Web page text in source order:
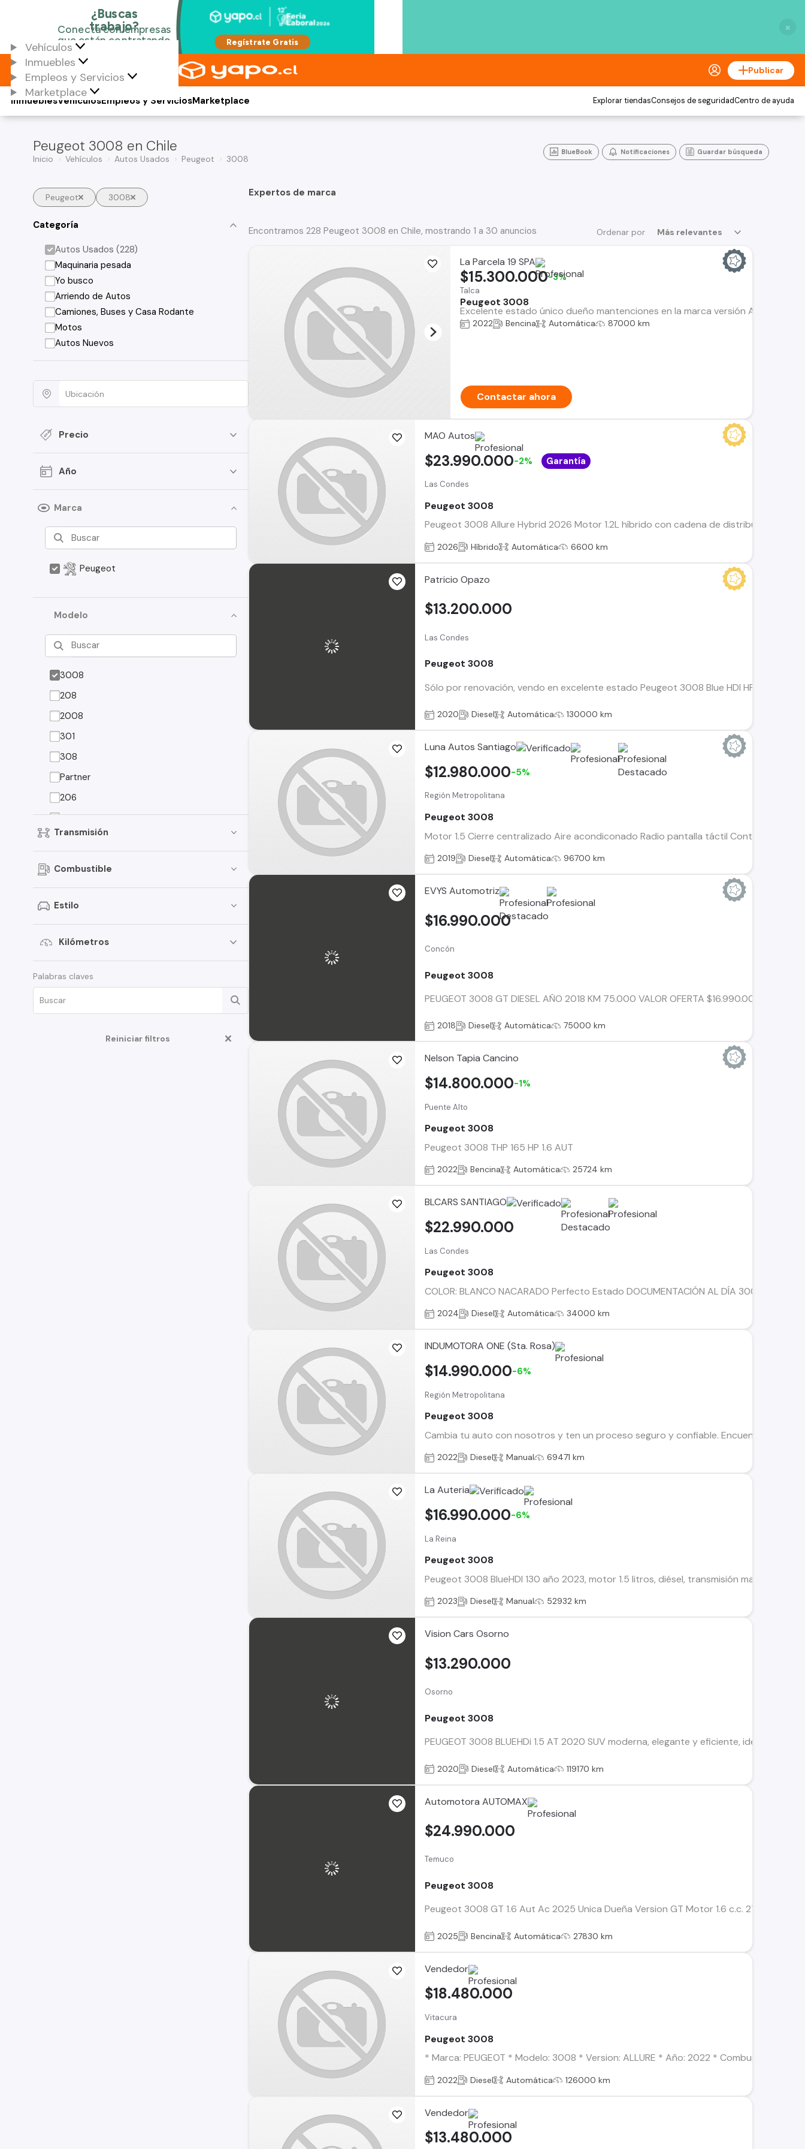
×
Vehículos
Inmuebles
Empleos y Servicios
Marketplace
Publicar
Vehículos
Inmuebles Empleos y ServiciosMarketplace Explorar tiendasConsejos de seguridadCentro de ayuda
Peugeot 3008 en Chile
Inicio Vehículos Autos Usados Peugeot 3008
BlueBook Notificaciones Guardar búsqueda
Peugeot 3008
Categoría
Autos Usados (228)
Maquinaria pesada
Yo busco
Arriendo de Autos
Camiones, Buses y Casa Rodante
Motos
Autos Nuevos
Precio
Año
Marca
Peugeot
Modelo
3008
208
2008
301
308
Partner
206
307
207
306
Expert
508
Traveller
406
Transmisión
Combustible
Estilo
Kilómetros
Palabras claves
Reiniciar filtros
Expertos de marca
Ordenar por Más relevantes
Encontramos 228 Peugeot 3008 en Chile, mostrando 1 a 30 anuncios
La Parcela 19 SPA
Talca
Peugeot 3008
Excelente estado único dueño mantenciones en la marca versión Allure
$15.300.000-3%
2022 Bencina Automática 87000 km
Contactar ahora
MAO Autos
Las Condes
Peugeot 3008
Peugeot 3008 Allure Hybrid 2026 Motor 1.2L híbrido con cadena de distribución
$23.990.000-2% Garantía
2026 Híbrido Automática 6600 km
Patricio Opazo
Las Condes
Peugeot 3008
Sólo por renovación, vendo en excelente estado Peugeot 3008 Blue HDI HP 1.5 AUT,
$13.200.000
2020 Diesel Automática 130000 km
Luna Autos Santiago
Región Metropolitana
Peugeot 3008
Motor 1.5 Cierre centralizado Aire acondiconado Radio pantalla táctil Controles de
$12.980.000-5%
2019 Diesel Automática 96700 km
EVYS Automotriz
Concón
Peugeot 3008
PEUGEOT 3008 GT DIESEL AÑO 2018 KM 75.000 VALOR OFERTA $16.990.000
$16.990.000
2018 Diesel Automática 75000 km
Nelson Tapia Cancino
Puente Alto
Peugeot 3008
Peugeot 3008 THP 165 HP 1.6 AUT
$14.800.000-1%
2022 Bencina Automática 25724 km
BLCARS SANTIAGO
Las Condes
Peugeot 3008
COLOR: BLANCO NACARADO Perfecto Estado DOCUMENTACIÓN AL DÍA 3008 1.5
$22.990.000
2024 Diesel Automática 34000 km
INDUMOTORA ONE (Sta. Rosa)
Región Metropolitana
Peugeot 3008
Cambia tu auto con nosotros y ten un proceso seguro y confiable. Encuentra el ideal
$14.990.000-6%
2022 Diesel Manual 69471 km
La Auteria
La Reina
Peugeot 3008
Peugeot 3008 BlueHDI 130 año 2023, motor 1.5 litros, diésel, transmisión manual de
$16.990.000-6%
2023 Diesel Manual 52932 km
Vision Cars Osorno
Osorno
Peugeot 3008
PEUGEOT 3008 BLUEHDi 1.5 AT 2020 SUV moderna, elegante y eficiente, ideal
$13.290.000
2020 Diesel Automática 119170 km
Automotora AUTOMAX
Temuco
Peugeot 3008
Peugeot 3008 GT 1.6 Aut Ac 2025 Unica Dueña Version GT Motor 1.6 c.c. 27.830
$24.990.000
2025 Bencina Automática 27830 km
Vendedor
Vitacura
Peugeot 3008
* Marca: PEUGEOT * Modelo: 3008 * Version: ALLURE * Año: 2022 * Combustible:
$18.480.000
2022 Diesel Automática 126000 km
Vendedor
$13.480.000